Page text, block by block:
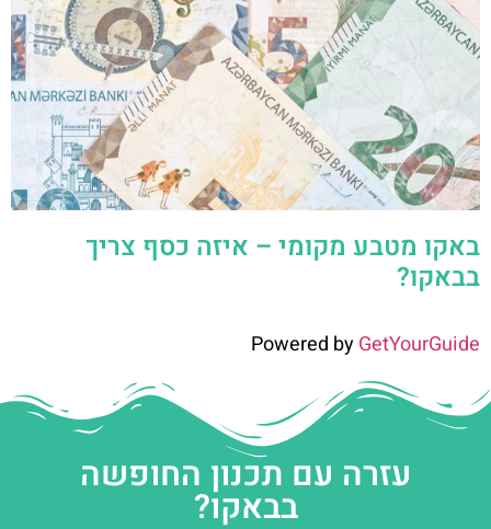
באקו מטבע מקומי – איזה כסף צריך
בבאקו?
Powered byGetYourGuide
עזרה עם תכנון החופשה
בבאקו?